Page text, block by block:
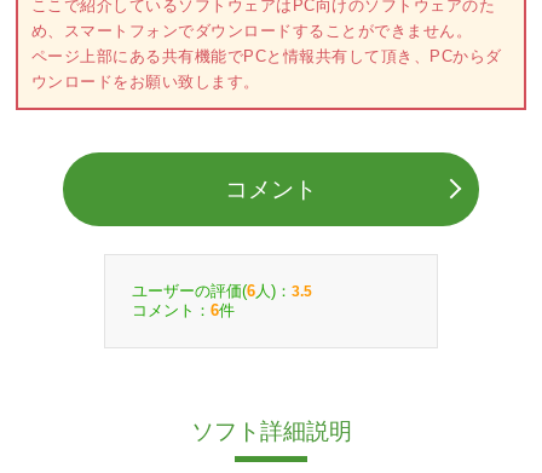
ここで紹介しているソフトウェアはPC向けのソフトウェアのた
め、スマートフォンでダウンロードすることができません。
ページ上部にある共有機能でPCと情報共有して頂き、PCからダ
ウンロードをお願い致します。
コメント
ユーザーの評価(6 人)： 3.5
コメント： 6件
ソフト詳細説明